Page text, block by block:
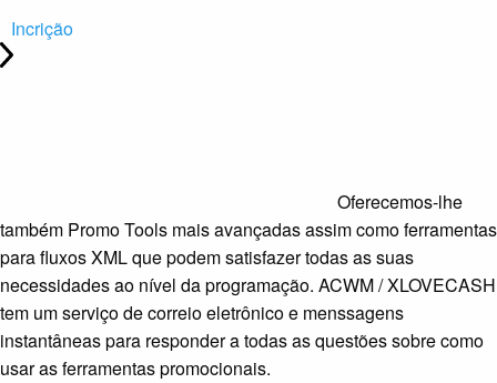
Incrição
Oferecemos-lhe
também Promo Tools mais avançadas assim como ferramentas
para fluxos XML que podem satisfazer todas as suas
necessidades ao nível da programação. ACWM / XLOVECASH
tem um serviço de correio eletrônico e menssagens
instantâneas para responder a todas as questões sobre como
usar as ferramentas promocionais.